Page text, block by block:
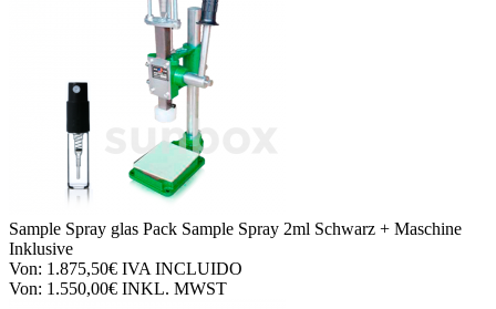
Sample Spray glas Pack Sample Spray 2ml Schwarz + Maschine
Inklusive
Von: 1.875,50€ IVA INCLUIDO
Von: 1.550,00€ INKL. MWST